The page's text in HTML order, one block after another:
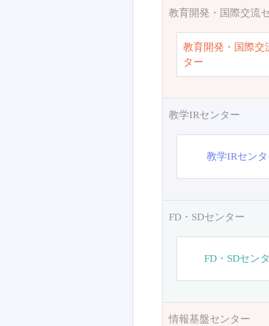
教育開発・国際交流
教育開発・国際交
ター
教学IRセンター
教学IRセン
FD・SDセンター
FD・SDセン
情報基盤センター